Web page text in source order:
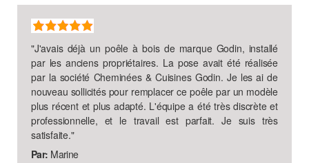
"J'avais déjà un poêle à bois de marque Godin, installé
par les anciens propriétaires. La pose avait été réalisée
par la société Cheminées & Cuisines Godin. Je les ai de
nouveau sollicités pour remplacer ce poêle par un modèle
plus récent et plus adapté. L'équipe a été très discrète et
professionnelle, et le travail est parfait. Je suis très
satisfaite."
Par: Marine